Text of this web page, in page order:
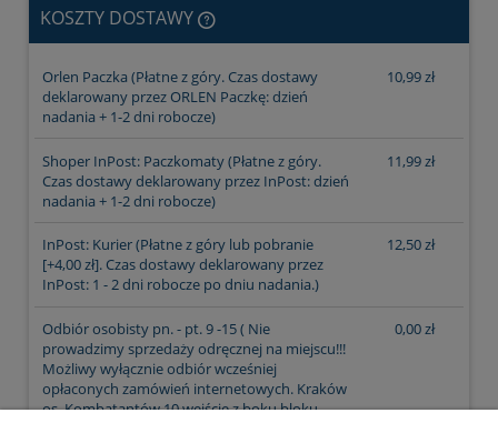
KOSZTY DOSTAWY
CENA NIE ZAWIERA EWENTUALNYCH KOSZTÓW
PŁATNOŚCI
Orlen Paczka (Płatne z góry. Czas dostawy
deklarowany przez ORLEN Paczkę: dzień
nadania + 1-2 dni robocze)
10,99 zł
Shoper InPost: Paczkomaty(Płatne z góry.
Czas dostawy deklarowany przez InPost: dzień
nadania + 1-2 dni robocze)
11,99 zł
InPost: Kurier(Płatne z góry lub pobranie
[+4,00 zł]. Czas dostawy deklarowany przez
InPost: 1 - 2 dni robocze po dniu nadania.)
12,50 zł
Odbiór osobisty pn. - pt. 9 -15( Nie
prowadzimy sprzedaży odręcznej na miejscu!!!
Możliwy wyłącznie odbiór wcześniej
opłaconych zamówień internetowych. Kraków
os. Kombatantów 10 wejście z boku bloku
0,00 zł